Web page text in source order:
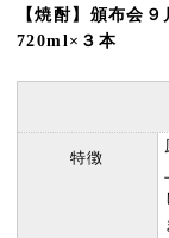
【焼酎】頒布会９
720ml×３本
特徴